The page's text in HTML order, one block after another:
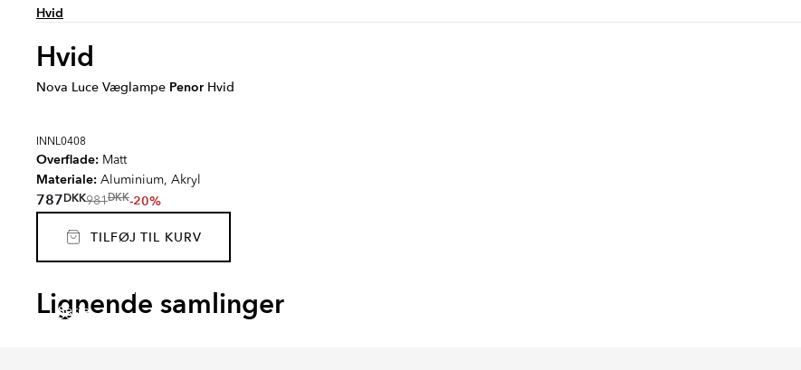
Hvid
Hvid
Nova Luce Væglampe Penor Hvid
INNL0408
Overflade: Matt
Materiale: Aluminium, Akryl
787DKK981DKK-20%
TILFØJ TIL KURV
Lignende samlinger
Serie
FARNEL
Serie